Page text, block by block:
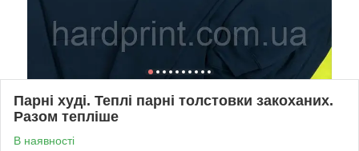
Парні худі. Теплі парні толстовки закоханих.
Разом тепліше
В наявності